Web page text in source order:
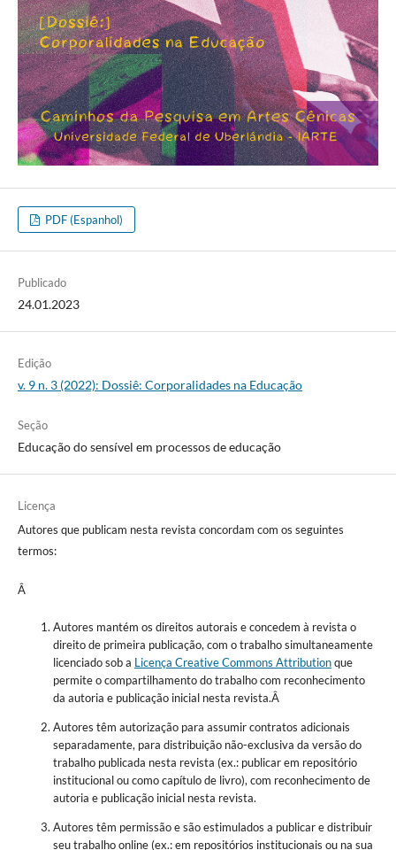
PDF (Espanhol)
Publicado
24.01.2023
Edição
v. 9 n. 3 (2022): Dossiê: Corporalidades na Educação
Seção
Educação do sensível em processos de educação
Licença
Autores que publicam nesta revista concordam com os seguintes
termos:
Â
Autores mantém os direitos autorais e concedem à revista o
direito de primeira publicação, com o trabalho simultaneamente
licenciado sob a Licença Creative Commons Attributionque
permite o compartilhamento do trabalho com reconhecimento
da autoria e publicação inicial nesta revista.Â
Autores têm autorização para assumir contratos adicionais
separadamente, para distribuição não-exclusiva da versão do
trabalho publicada nesta revista (ex.: publicar em repositório
institucional ou como capítulo de livro), com reconhecimento de
autoria e publicação inicial nesta revista.
Autores têm permissão e são estimulados a publicar e distribuir
seu trabalho online (ex.: em repositórios institucionais ou na sua